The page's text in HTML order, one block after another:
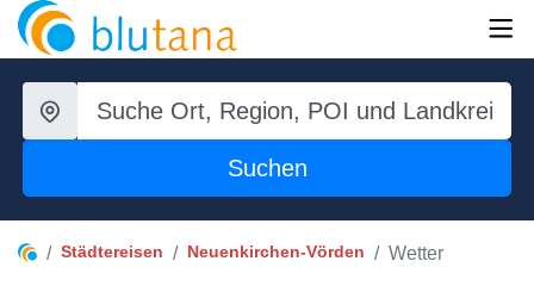
Suchen
Städtereisen Neuenkirchen-Vörden Wetter